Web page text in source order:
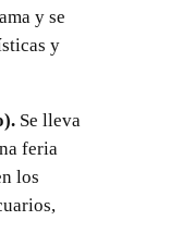
y se
y
Se lleva
feria
los